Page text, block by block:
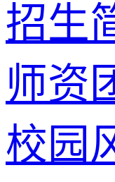
招生
师资
校园